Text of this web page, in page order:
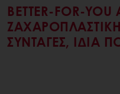
BETTER-FOR-
ΣΥΝΤΑΓΈΣ, ΊΔΙΑ